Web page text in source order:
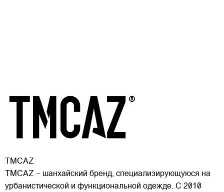
TMCAZ
TMCAZ – шанхайский бренд, специализирующуюся на
урбанистической и функциональной одежде. С 2010